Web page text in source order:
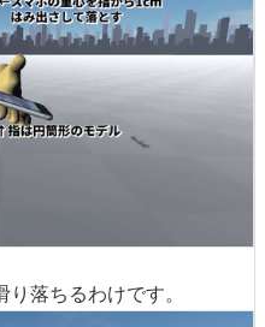
落ちるわけです。